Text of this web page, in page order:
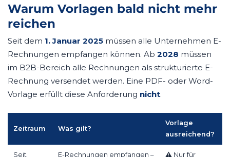
Warum Vorlagen bald nicht mehr
reichen
Seit dem 1. Januar 2025 müssen alle Unternehmen E-
Rechnungen empfangen können. Ab 2028 müssen
im B2B-Bereich alle Rechnungen als strukturierte E-
Rechnung versendet werden. Eine PDF- oder Word-
Vorlage erfüllt diese Anforderung nicht.
Zeitraum Was gilt?
Vorlage
ausreichend?
Seit E-Rechnungen empfangen – ⚠ Nur für